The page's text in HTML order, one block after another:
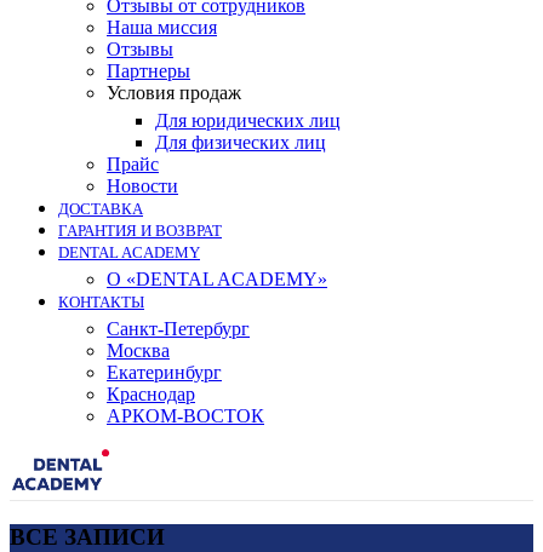
Отзывы от сотрудников
Наша миссия
Отзывы
Партнеры
Условия продаж
Для юридических лиц
Для физических лиц
Прайс
Новости
ДОСТАВКА
ГАРАНТИЯ И ВОЗВРАТ
DENTAL ACADEMY
О «DENTAL ACADEMY»
КОНТАКТЫ
Санкт-Петербург
Москва
Екатеринбург
Краснодар
АРКОМ-ВОСТОК
ВСЕ ЗАПИСИ